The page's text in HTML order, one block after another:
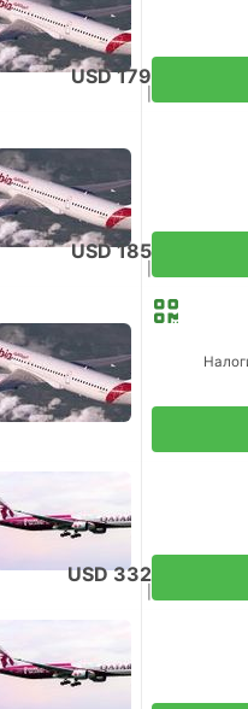
USD 179
Налоги
USD 185
Налоги
USD 332
Налоги